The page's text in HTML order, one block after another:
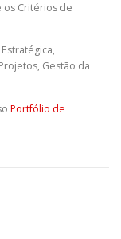
os Critérios de
Gestão da
Portfólio de